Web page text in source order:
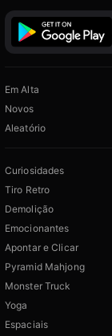
Em Alta
Novos
Aleatório
Curiosidades
Tiro Retro
Demolição
Emocionantes
Apontar e Clicar
Pyramid Mahjong
Monster Truck
Yoga
Espaciais